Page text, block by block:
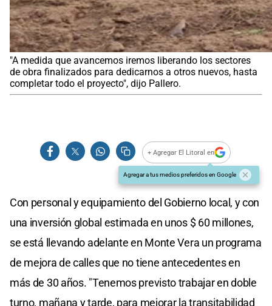
"A medida que avancemos iremos liberando los sectores
de obra finalizados para dedicarnos a otros nuevos, hasta
completar todo el proyecto", dijo Pallero.
+ Agregar El Litoral en
Agregar a tus medios preferidos en Google
Con personal y equipamiento del Gobierno local, y con
una inversión global estimada en unos $ 60 millones,
se está llevando adelante en Monte Vera un programa
de mejora de calles que no tiene antecedentes en
más de 30 años. "Tenemos previsto trabajar en doble
turno, mañana y tarde, para mejorar la transitabilidad